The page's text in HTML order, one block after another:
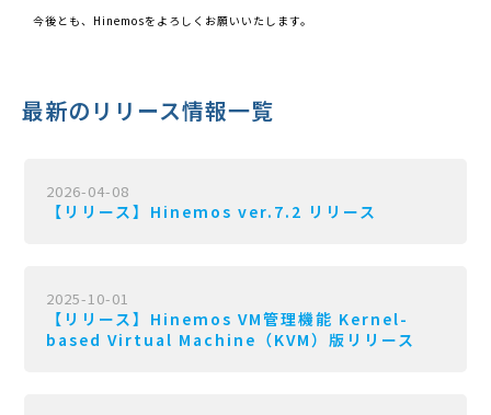
今後とも、Hinemosをよろしくお願いいたします。
最新のリリース情報一覧
2026-04-08
【リリース】Hinemos ver.7.2 リリース
2025-10-01
【リリース】Hinemos VM管理機能 Kernel-
based Virtual Machine（KVM）版リリース